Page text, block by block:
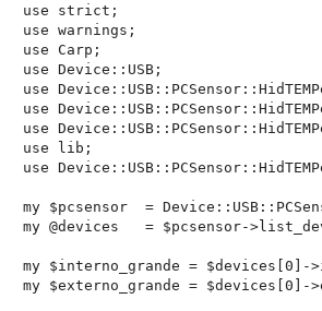
use strict;
use warnings;
use Carp;
use Device::USB;
use
use
use
use lib;
use
my $pcsensor  =
my @devices   = $pcsensor-
my $interno_grande =
my $externo_grande =